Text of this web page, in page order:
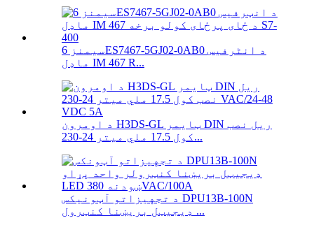
سیمنز 6ES7467-5GJ02-0AB0 د انٹرفیس
ماډل IM 467 R...
د اومرون H3DS-GL ټایمر DIN ریل نصب
کول 17.5 ملي میتر 24-230...
د تجهیزاتو آټونیکس DPU13B-100N
ډیجیټل بریښنا کنټرول ...